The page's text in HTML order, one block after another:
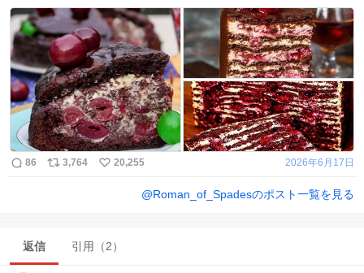
86 3,764 20,255 2026年6月17日
@Roman_of_Spadesのポスト一覧を見る
返信 引用（2）